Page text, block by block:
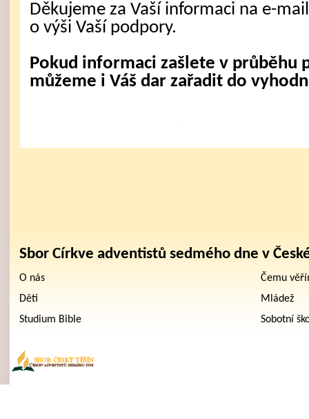
Děkujeme za Vaší informaci na e-
o výši Vaší podpory.
Pokud informaci zašlete v průběhu
můžeme i Váš dar zařadit do
Sbor Církve adventistů sedmého dne v
O nás
Čemu
Děti
Mládež
Studium Bible
Sobotní